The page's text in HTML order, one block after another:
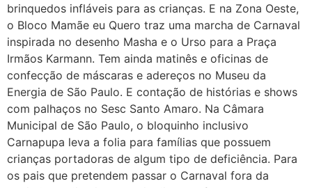
brinquedos infláveis para as crianças. E na Zona Oeste,
o Bloco Mamãe eu Quero traz uma marcha de Carnaval
inspirada no desenho Masha e o Urso para a Praça
Irmãos Karmann. Tem ainda matinês e oficinas de
confecção de máscaras e adereços no Museu da
Energia de São Paulo. E contação de histórias e shows
com palhaços no Sesc Santo Amaro. Na Câmara
Municipal de São Paulo, o bloquinho inclusivo
Carnapupa leva a folia para famílias que possuem
crianças portadoras de algum tipo de deficiência. Para
os pais que pretendem passar o Carnaval fora da